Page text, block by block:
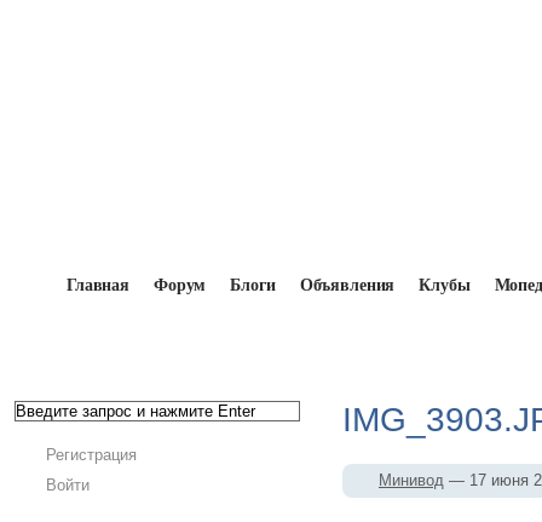
Главная Форум Блоги Объявления Клубы
Регистрация
Войти
Минивод — 17 июня